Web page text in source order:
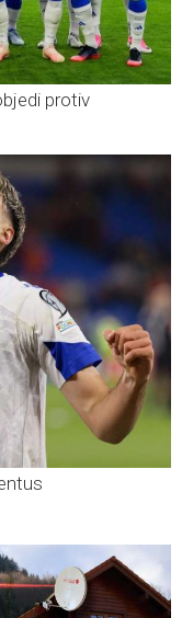
protiv